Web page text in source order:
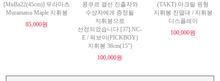
[MuBa22(45cm)] 무라마츠
Muramatsu Maple 지휘봉
85,000원
콩쿠르 결선 진출자와
수상자에게 증정될
지휘봉으로
선정되었습니다.[37] NC-
E / 픽보이(PICKBOY)
지휘봉 38cm(15")
100,000원
(TAKT) 아크릴 원형
지휘봉 진열대 / 지휘봉
디스플레이
100,000원